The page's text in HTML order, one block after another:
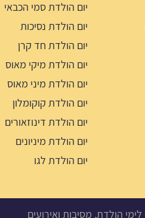
יום הולדת סמי הכבאי
יום הולדת נסיכות
יום הולדת חד קרן
יום הולדת מיקי מאוס
יום הולדת מיני מאוס
יום הולדת קוקומלון
יום הולדת דינוזאורים
יום הולדת מיניונים
יום הולדת לגו